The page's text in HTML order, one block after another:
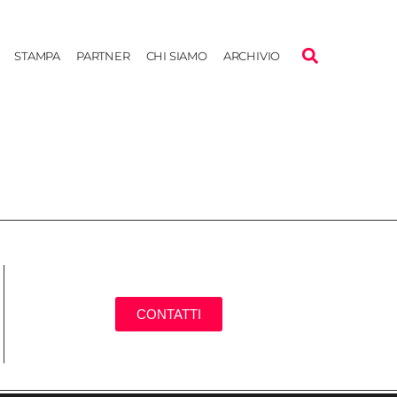
STAMPA PARTNER CHI SIAMO ARCHIVIO
CONTATTI